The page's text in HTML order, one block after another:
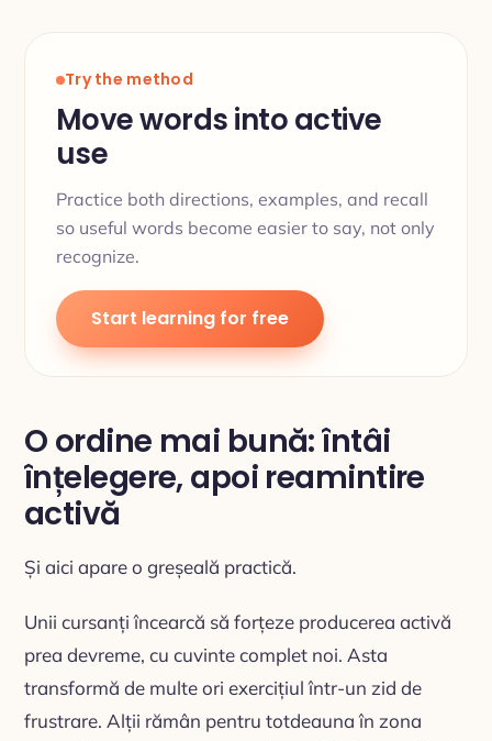
Try the method
Move words into active
use
Practice both directions, examples, and recall
so useful words become easier to say, not only
recognize.
Start learning for free
O ordine mai bună: întâi
înțelegere, apoi reamintire
activă
Și aici apare o greșeală practică.
Unii cursanți încearcă să forțeze producerea activă
prea devreme, cu cuvinte complet noi. Asta
transformă de multe ori exercițiul într-un zid de
frustrare. Alții rămân pentru totdeauna în zona